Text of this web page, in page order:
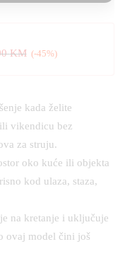
KM (-45%)
kada želite
vikendicu bez
za struju.
oko kuće ili objekta
kod ulaza, staza,
na kretanje i uključuje
ovaj model čini još